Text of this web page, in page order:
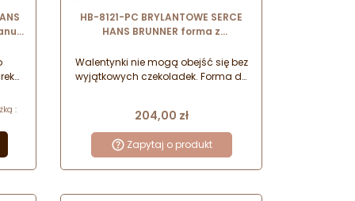
i
:
HB-8121-PC BRYLANTOWE SERCE
HANS BRUNNER forma z
kształcie serca
Walentynki nie mogą obejść się bez
wyjątkowych czekoladek. Forma do
wyjątkowo eleganckiego i słodkiego
upominku.
Cena
204,00 zł
Zapytaj o produkt